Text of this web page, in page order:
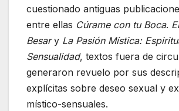
cuestionado antiguas
entre ellas Cúrame con tu Boca.
Besary La Pasión Mística:
Sensualidad, textos fuera de
generaron revuelo por sus
explícitas sobre deseo sexual y
místico-sensuales.